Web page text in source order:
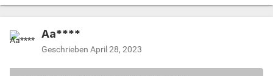
Aa****
Geschrieben April 28, 2023